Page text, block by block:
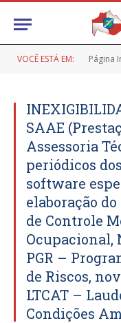
VOCÊ ESTÁ EM: Página
SAAE
Assessoria
periódicos
software
elaboração
de Controle
Ocupacional,
PGR –
de Riscos,
LTCAT –
Condições